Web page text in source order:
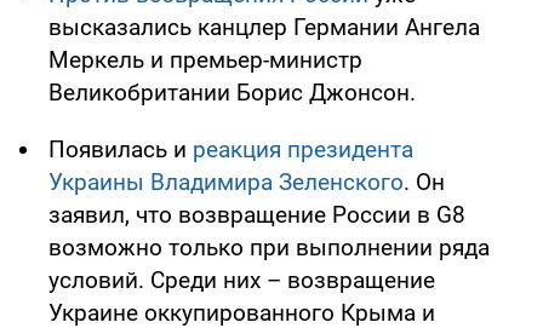
высказались канцлер Германии Ангела
Меркель и премьер-министр
Великобритании Борис Джонсон.
Появилась и реакция президента
Украины Владимира Зеленского. Он
заявил, что возвращение России в G8
возможно только при выполнении ряда
условий. Среди них – возвращение
Украине оккупированного Крыма и